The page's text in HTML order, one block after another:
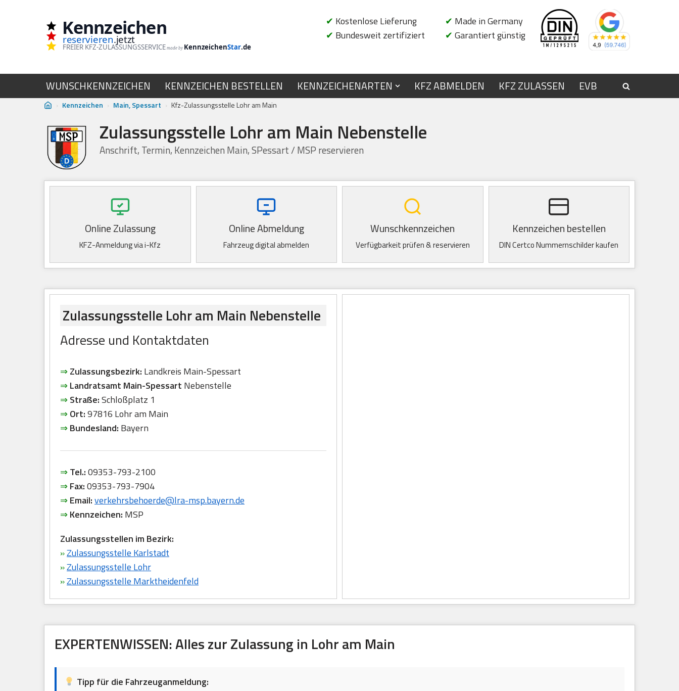
Kennzeichen
reservieren.jetzt
FREIER KFZ-ZULASSUNGSSERVICE made by KennzeichenStar.de
✔ Kostenlose Lieferung
✔ Bundesweit zertifiziert
✔ Made in Germany
✔ Garantiert günstig
WUNSCHKENNZEICHEN KENNZEICHEN BESTELLEN KENNZEICHENARTEN KFZ ABMELDEN KFZ ZULASSEN EVB
› Kennzeichen › Main, Spessart › Kfz-Zulassungsstelle Lohr am Main
Zulassungsstelle Lohr am Main Nebenstelle
Anschrift, Termin, Kennzeichen Main, SPessart / MSP reservieren
Online Zulassung
KFZ-Anmeldung via i-Kfz
Online Abmeldung
Fahrzeug digital abmelden
Wunschkennzeichen
Verfügbarkeit prüfen & reservieren
Kennzeichen bestellen
DIN Certco Nummernschilder kaufen
Zulassungsstelle Lohr am Main Nebenstelle
Adresse und Kontaktdaten
⇒Zulassungsbezirk: Landkreis Main-Spessart
⇒Landratsamt Main-Spessart Nebenstelle
⇒Straße:Schloßplatz 1
⇒Ort:97816 Lohr am Main
⇒Bundesland: Bayern
⇒Tel.:09353-793-2100
⇒Fax:09353-793-7904
⇒Email:verkehrsbehoerde@lra-msp.bayern.de
⇒Kennzeichen: MSP
Zulassungsstellen im Bezirk:
»Zulassungsstelle Karlstadt
»Zulassungsstelle Lohr
»Zulassungsstelle Marktheidenfeld
EXPERTENWISSEN: Alles zur Zulassung in Lohr am Main
Tipp für die Fahrzeuganmeldung: